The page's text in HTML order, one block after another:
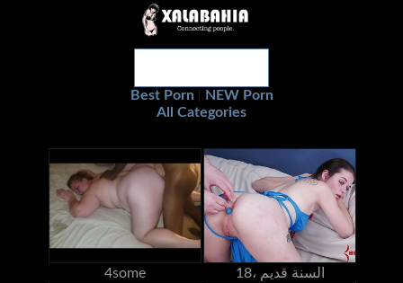
Best Porn
NEW Porn
All Categories
4some 18، السنة قديم